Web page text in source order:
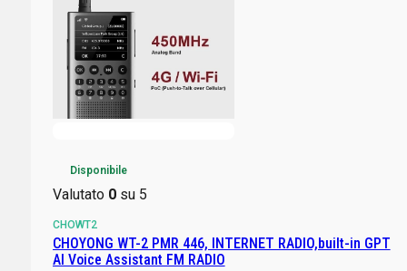
Disponibile
Valutato 0su 5
CHOWT2
CHOYONG WT-2 PMR 446, INTERNET RADIO,built-in GPT
AI Voice Assistant FM RADIO